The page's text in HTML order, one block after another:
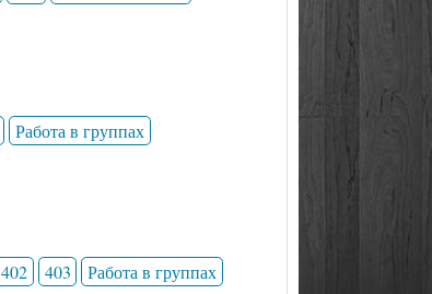
Работа в группах
402 403
Работа в группах